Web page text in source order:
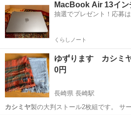
MacBook Air 13イ
抽選でプレゼント！応募
くらしノート
ゆずります カシミ
0円
長崎県 長崎駅
カシミヤ製の大判ストール2枚組です。 サ